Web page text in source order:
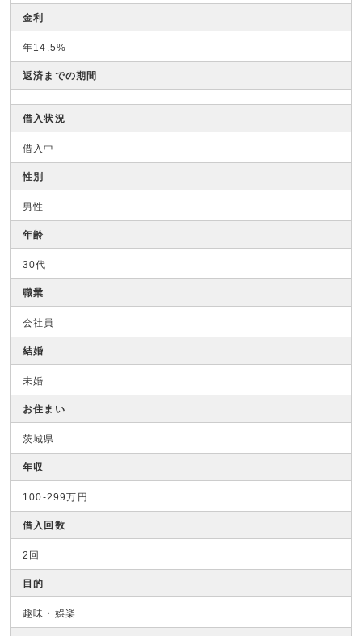
金利
年14.5%
返済までの期間
借入状況
借入中
性別
男性
年齢
30代
職業
会社員
結婚
未婚
お住まい
茨城県
年収
100-299万円
借入回数
2回
目的
趣味・娯楽